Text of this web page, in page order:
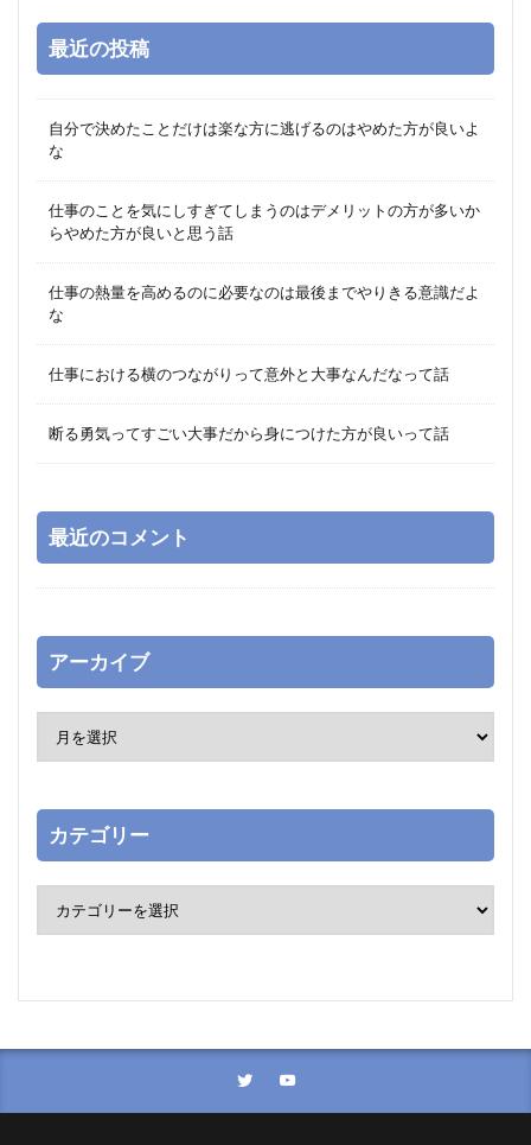
最近の投稿
自分で決めたことだけは楽な方に逃げるのはやめた方が良いよ
な
仕事のことを気にしすぎてしまうのはデメリットの方が多いか
らやめた方が良いと思う話
仕事の熱量を高めるのに必要なのは最後までやりきる意識だよ
な
仕事における横のつながりって意外と大事なんだなって話
断る勇気ってすごい大事だから身につけた方が良いって話
最近のコメント
アーカイブ
カテゴリー